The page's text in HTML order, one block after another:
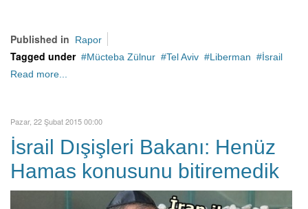
Published in Rapor
Tagged under Mücteba Zülnur Tel Aviv Liberman
İsrail
Read more...
Pazar, 22 Şubat 2015 00:00
İsrail Dışişleri Bakanı: Henüz
Hamas konusunu bitiremedik